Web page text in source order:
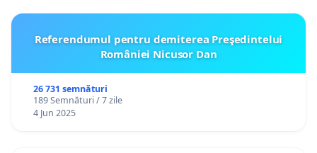
Referendumul pentru demiterea Preşedintelui
României Nicusor Dan
26 731 semnături
189 Semnături / 7 zile
4 Jun 2025